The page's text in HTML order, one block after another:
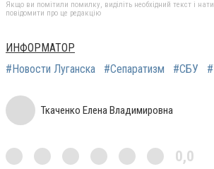
Якщо ви помітили помилку, виділіть необхідний текст і
повідомити про це редакцію
ИНФОРМАТОР
#Новости Луганска
#Сепаратизм #СБУ
Ткаченко Елена Владимировна
0,0